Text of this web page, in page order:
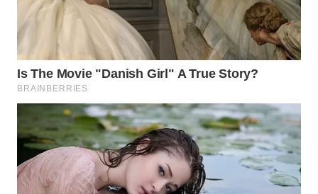
WN
BEKASI
WN
BOGOR
WN
DEPOK
WN
TAPANULI